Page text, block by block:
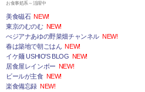
お食事処系～活躍中
美食磁石 NEW!
東京のむのむ NEW!
べジアナあゆの野菜畑チャンネル NEW!
春は築地で朝ごはん NEW!
イケ麺 USHIO'S BLOG NEW!
居食屋レインボー NEW!
ビールが主食 NEW!
楽食備忘録 NEW!